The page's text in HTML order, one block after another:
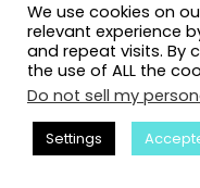
We use cookies on
relevant experience
and repeat visits. By
the use of ALL the
Do not sell my
Settings